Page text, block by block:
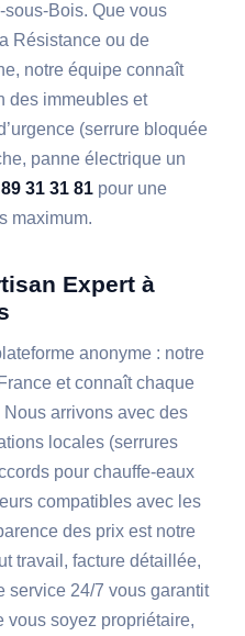
sous-Bois. Que vous
Résistance ou de
notre équipe connaît
des immeubles et
(serrure bloquée
panne électrique un
31 31 81 pour une
maximum.
Expert à
anonyme : notre
et connaît chaque
arrivons avec des
locales (serrures
pour chauffe-eaux
compatibles avec les
des prix est notre
travail, facture détaillée,
service 24/7 vous garantit
vous soyez propriétaire,